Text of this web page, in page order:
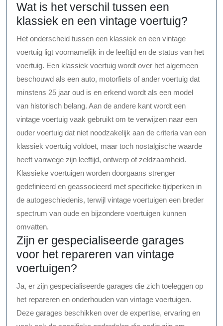
Wat is het verschil tussen een
klassiek en een vintage voertuig?
Het onderscheid tussen een klassiek en een vintage
voertuig ligt voornamelijk in de leeftijd en de status van het
voertuig. Een klassiek voertuig wordt over het algemeen
beschouwd als een auto, motorfiets of ander voertuig dat
minstens 25 jaar oud is en erkend wordt als een model
van historisch belang. Aan de andere kant wordt een
vintage voertuig vaak gebruikt om te verwijzen naar een
ouder voertuig dat niet noodzakelijk aan de criteria van een
klassiek voertuig voldoet, maar toch nostalgische waarde
heeft vanwege zijn leeftijd, ontwerp of zeldzaamheid.
Klassieke voertuigen worden doorgaans strenger
gedefinieerd en geassocieerd met specifieke tijdperken in
de autogeschiedenis, terwijl vintage voertuigen een breder
spectrum van oude en bijzondere voertuigen kunnen
omvatten.
Zijn er gespecialiseerde garages
voor het repareren van vintage
voertuigen?
Ja, er zijn gespecialiseerde garages die zich toeleggen op
het repareren en onderhouden van vintage voertuigen.
Deze garages beschikken over de expertise, ervaring en